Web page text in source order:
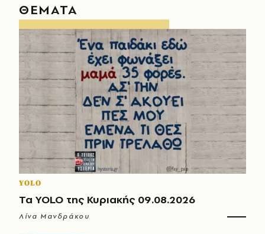
ΘΕΜΑΤΑ
YOLO
Τα YOLO της Κυριακής 09.08.2026
Λίνα Μανδράκου